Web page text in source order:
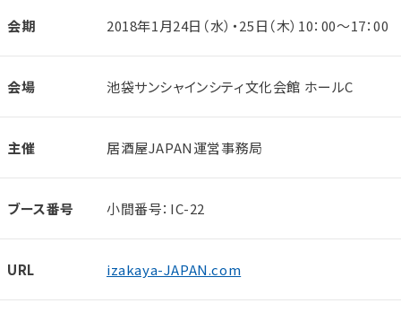
会期 2018年1月24日（水）・25日（木）10：00～17：00
会場 池袋サンシャインシティ文化会館 ホールC
主催 居酒屋JAPAN運営事務局
ブース番号 小間番号：IC-22
URL izakaya-JAPAN.com